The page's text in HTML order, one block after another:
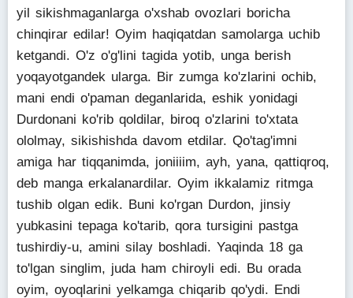
yil sikishmaganlarga o'xshab ovozlari boricha
chinqirar edilar! Oyim haqiqatdan samolarga uchib
ketgandi. O'z o'g'lini tagida yotib, unga berish
yoqayotgandek ularga. Bir zumga ko'zlarini ochib,
mani endi o'paman deganlarida, eshik yonidagi
Durdonani ko'rib qoldilar, biroq o'zlarini to'xtata
ololmay, sikishishda davom etdilar. Qo'tag'imni
amiga har tiqqanimda, joniiiim, ayh, yana, qattiqroq,
deb manga erkalanardilar. Oyim ikkalamiz ritmga
tushib olgan edik. Buni ko'rgan Durdon, jinsiy
yubkasini tepaga ko'tarib, qora tursigini pastga
tushirdiy-u, amini silay boshladi. Yaqinda 18 ga
to'lgan singlim, juda ham chiroyli edi. Bu orada
oyim, oyoqlarini yelkamga chiqarib qo'ydi. Endi